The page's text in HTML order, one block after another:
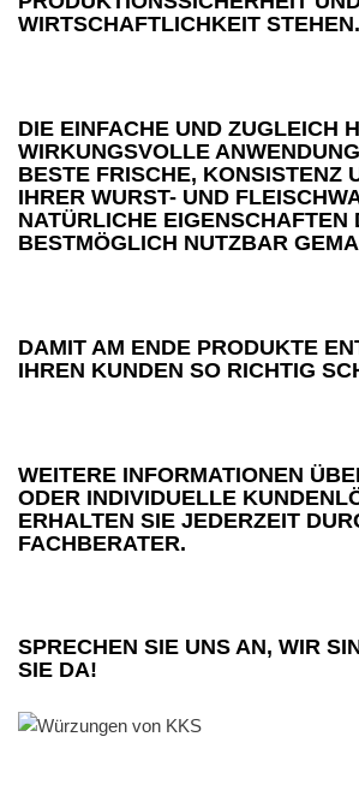
WIRTSCHAFTLICHKEIT STEHEN.
DIE EINFACHE UND ZUGLEICH
WIRKUNGSVOLLE
BESTE FRISCHE, KONSISTENZ
IHRER WURST- UND
NATÜRLICHE EIGENSCHAFTEN
BESTMÖGLICH NUTZBAR
DAMIT AM ENDE PRODUKTE
IHREN KUNDEN SO RICHTIG
WEITERE INFORMATIONEN
ODER INDIVIDUELLE
ERHALTEN SIE JEDERZEIT
FACHBERATER.
SPRECHEN SIE UNS AN, WIR
SIE DA!